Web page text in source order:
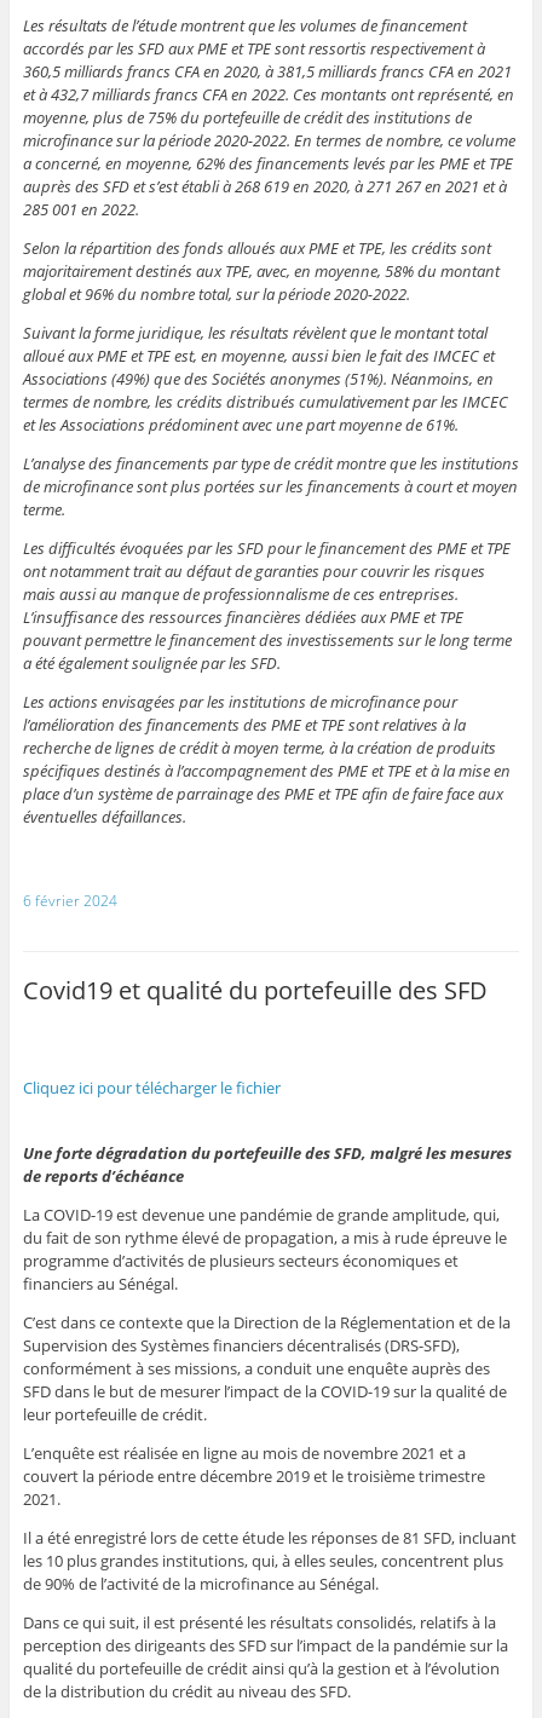
Les résultats de l’étude montrent que les volumes de financement
accordés par les SFD aux PME et TPE sont ressortis respectivement à
360,5 milliards francs CFA en 2020, à 381,5 milliards francs CFA en 2021
et à 432,7 milliards francs CFA en 2022. Ces montants ont représenté, en
moyenne, plus de 75% du portefeuille de crédit des institutions de
microfinance sur la période 2020-2022. En termes de nombre, ce volume
a concerné, en moyenne, 62% des financements levés par les PME et TPE
auprès des SFD et s’est établi à 268 619 en 2020, à 271 267 en 2021 et à
285 001 en 2022.
Selon la répartition des fonds alloués aux PME et TPE, les crédits sont
majoritairement destinés aux TPE, avec, en moyenne, 58% du montant
global et 96% du nombre total, sur la période 2020-2022.
Suivant la forme juridique, les résultats révèlent que le montant total
alloué aux PME et TPE est, en moyenne, aussi bien le fait des IMCEC et
Associations (49%) que des Sociétés anonymes (51%). Néanmoins, en
termes de nombre, les crédits distribués cumulativement par les IMCEC
et les Associations prédominent avec une part moyenne de 61%.
L’analyse des financements par type de crédit montre que les institutions
de microfinance sont plus portées sur les financements à court et moyen
terme.
Les difficultés évoquées par les SFD pour le financement des PME et TPE
ont notamment trait au défaut de garanties pour couvrir les risques
mais aussi au manque de professionnalisme de ces entreprises.
L’insuffisance des ressources financières dédiées aux PME et TPE
pouvant permettre le financement des investissements sur le long terme
a été également soulignée par les SFD.
Les actions envisagées par les institutions de microfinance pour
l’amélioration des financements des PME et TPE sont relatives à la
recherche de lignes de crédit à moyen terme, à la création de produits
spécifiques destinés à l’accompagnement des PME et TPE et à la mise en
place d’un système de parrainage des PME et TPE afin de faire face aux
éventuelles défaillances.
6 février 2024
Covid19 et qualité du portefeuille des SFD
Cliquez ici pour télécharger le fichier
Une forte dégradation du portefeuille des SFD, malgré les mesures
de reports d’échéance
La COVID-19 est devenue une pandémie de grande amplitude, qui,
du fait de son rythme élevé de propagation, a mis à rude épreuve le
programme d’activités de plusieurs secteurs économiques et
financiers au Sénégal.
C’est dans ce contexte que la Direction de la Réglementation et de la
Supervision des Systèmes financiers décentralisés (DRS-SFD),
conformément à ses missions, a conduit une enquête auprès des
SFD dans le but de mesurer l’impact de la COVID-19 sur la qualité de
leur portefeuille de crédit.
L’enquête est réalisée en ligne au mois de novembre 2021 et a
couvert la période entre décembre 2019 et le troisième trimestre
2021.
Il a été enregistré lors de cette étude les réponses de 81 SFD, incluant
les 10 plus grandes institutions, qui, à elles seules, concentrent plus
de 90% de l’activité de la microfinance au Sénégal.
Dans ce qui suit, il est présenté les résultats consolidés, relatifs à la
perception des dirigeants des SFD sur l’impact de la pandémie sur la
qualité du portefeuille de crédit ainsi qu’à la gestion et à l’évolution
de la distribution du crédit au niveau des SFD.